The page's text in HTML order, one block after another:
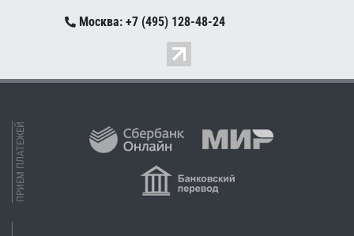
Москва: +7 (495) 128-48-24
ПРИЕМ ПЛАТЕЖЕЙ